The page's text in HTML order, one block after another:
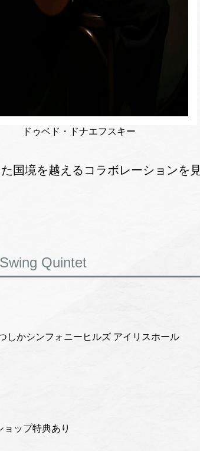
ドゥベド・ドナエフスキー
国境を越えるコラボレーションを
Quintet
しかシンフォニーヒルズ アイリスホール
ップ特典あり